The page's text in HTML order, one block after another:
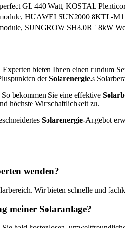
GL 440 Watt, KOSTAL
HUAWEI SUN2000 8KTL-M1
SUNGROW SH8.0RT 8kW
bieten Ihnen einen rundum
derSolarenergie.s
bekommen Sie eine effektive
höchste Wirtschaftlichkeit zu.
Solarenergie-Angebot
wenden?
Wir bieten schnelle und
meiner Solaranlage?